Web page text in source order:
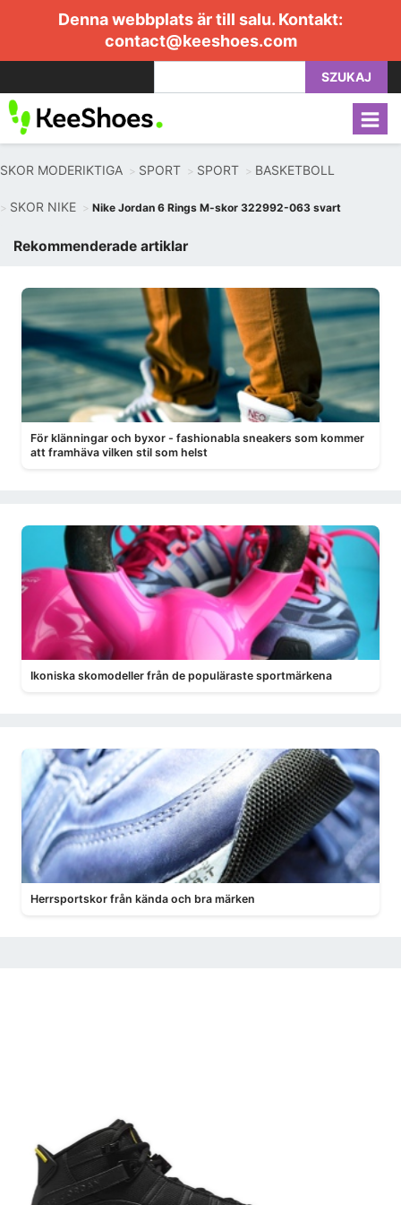
Denna webbplats är till salu. Kontakt:
contact@keeshoes.com
SZUKAJ
SKOR MODERIKTIGA SPORT SPORT BASKETBOLL
SKOR NIKE Nike Jordan 6 Rings M-skor 322992-063 svart
Rekommenderade artiklar
För klänningar och byxor - fashionabla sneakers som kommer
att framhäva vilken stil som helst
Ikoniska skomodeller från de populäraste sportmärkena
Herrsportskor från kända och bra märken